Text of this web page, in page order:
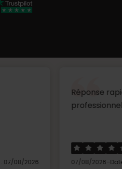
Réponse rapide très
professionnel ...
Thierry
07/08/2026
-Date